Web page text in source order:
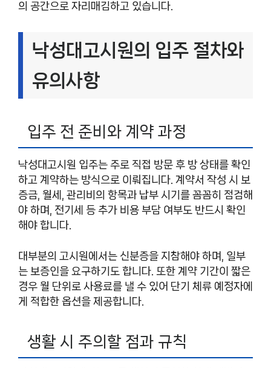
의 공간으로 자리매김하고 있습니다.
낙성대고시원의 입주 절차와
유의사항
입주 전 준비와 계약 과정
낙성대고시원 입주는 주로 직접 방문 후 방 상태를 확인
하고 계약하는 방식으로 이뤄집니다. 계약서 작성 시 보
증금, 월세, 관리비의 항목과 납부 시기를 꼼꼼히 점검해
야 하며, 전기세 등 추가 비용 부담 여부도 반드시 확인
해야 합니다.
대부분의 고시원에서는 신분증을 지참해야 하며, 일부
는 보증인을 요구하기도 합니다. 또한 계약 기간이 짧은
경우 월 단위로 사용료를 낼 수 있어 단기 체류 예정자에
게 적합한 옵션을 제공합니다.
생활 시 주의할 점과 규칙